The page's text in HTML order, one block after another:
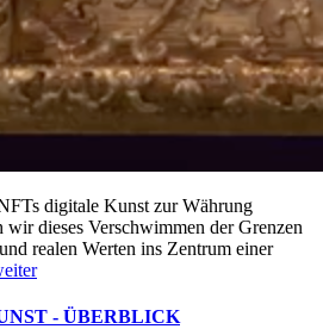
digitale Kunst zur Währung
wir dieses Verschwimmen der Grenzen
realen Werten ins Zentrum einer
- ÜBERBLICK